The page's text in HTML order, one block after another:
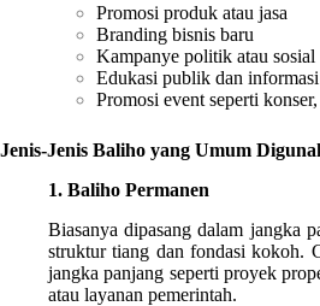
Promosi produk atau jasa
Branding bisnis baru
Kampanye politik atau sosial
Edukasi publik dan
Promosi event seperti
Jenis-Jenis Baliho yang Umum
1. Baliho Permanen
Biasanya dipasang dalam jangka
struktur tiang dan fondasi kokoh.
jangka panjang seperti proyek
atau layanan pemerintah.